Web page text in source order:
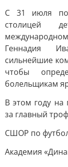
С 31 июля по
столицей
Геннадия
сильнейшие
чтобы
болельщикам
В этом году
за главный
СШОР по
Академия